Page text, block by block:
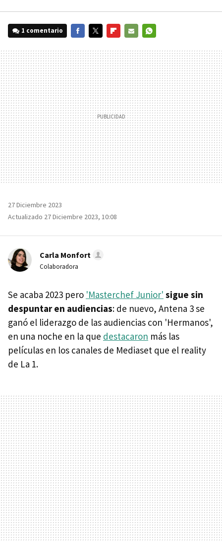
1 comentario
MAIL
27 Diciembre 2023
Actualizado 27 Diciembre 2023, 10:08
Carla Monfort
Colaboradora
Se acaba 2023 pero 'Masterchef Junior' sigue sin
despuntar en audiencias: de nuevo, Antena 3 se
ganó el liderazgo de las audiencias con 'Hermanos',
en una noche en la que destacaron más las
películas en los canales de Mediaset que el reality
de La 1.